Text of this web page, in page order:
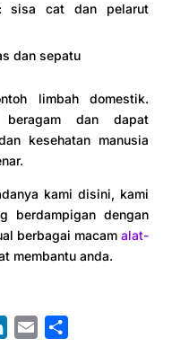
sisa cat dan pelarut
dan sepatu
limbah domestik.
dan dapat
kesehatan manusia
kami disini, kami
berdampigan dengan
berbagai macamalat-
membantu anda.